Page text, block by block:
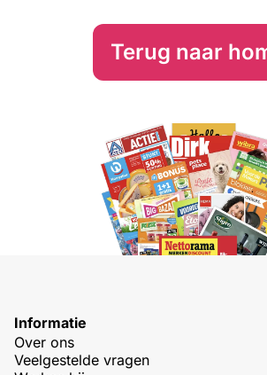
Terug naar
Informatie
Over ons
Veelgestelde vragen